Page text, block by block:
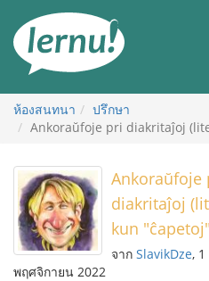
สารบัญ
ห้องสนทนา
ปรึกษา
Ankoraŭfoje pri diakritaĵoj
Ankoraŭfoje
diakritaĵoj
kun
จาก SlavikDze, 1
พฤศจิกายน 2022